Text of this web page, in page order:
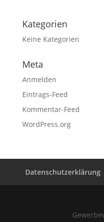
Kategorien
Keine Kategorien
Meta
Anmelden
Eintrags-Feed
Kommentar-Feed
WordPress.org
Datenschutzerklärung